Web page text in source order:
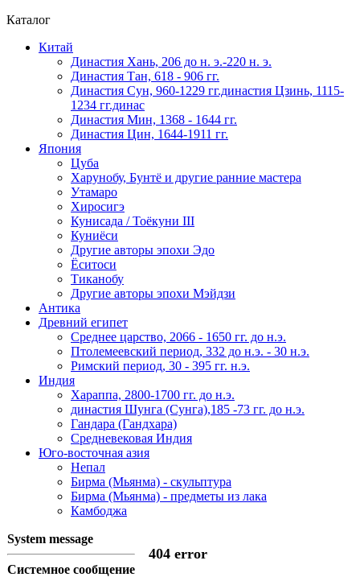
Каталог
Китай
Династия Хань, 206 до н. э.-220 н. э.
Династия Тан, 618 - 906 гг.
Династия Сун, 960-1229 гг.династия Цзинь, 1115-
1234 гг.динас
Династия Мин, 1368 - 1644 гг.
Династия Цин, 1644-1911 гг.
Япония
Цуба
Харунобу, Бунтё и другие ранние мастера
Утамаро
Хиросигэ
Кунисада / Тоёкуни III
Куниёси
Другие авторы эпохи Эдо
Ёситоси
Тиканобу
Другие авторы эпохи Мэйдзи
Антика
Древний египет
Среднее царство, 2066 - 1650 гг. до н.э.
Птолемеевский период, 332 до н.э. - 30 н.э.
Римский период, 30 - 395 гг. н.э.
Индия
Хараппа, 2800-1700 гг. до н.э.
династия Шунга (Сунга),185 -73 гг. до н.э.
Гандара (Гандхара)
Средневековая Индия
Юго-восточная азия
Непал
Бирма (Мьянма) - скульптура
Бирма (Мьянма) - предметы из лака
Камбоджа
System message
404 error
Системное сообщение